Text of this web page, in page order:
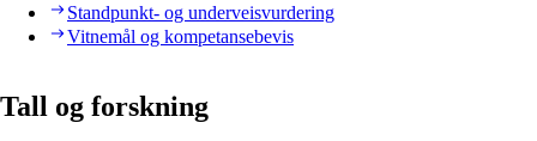
Standpunkt- og underveisvurdering
Vitnemål og kompetansebevis
Tall og forskning